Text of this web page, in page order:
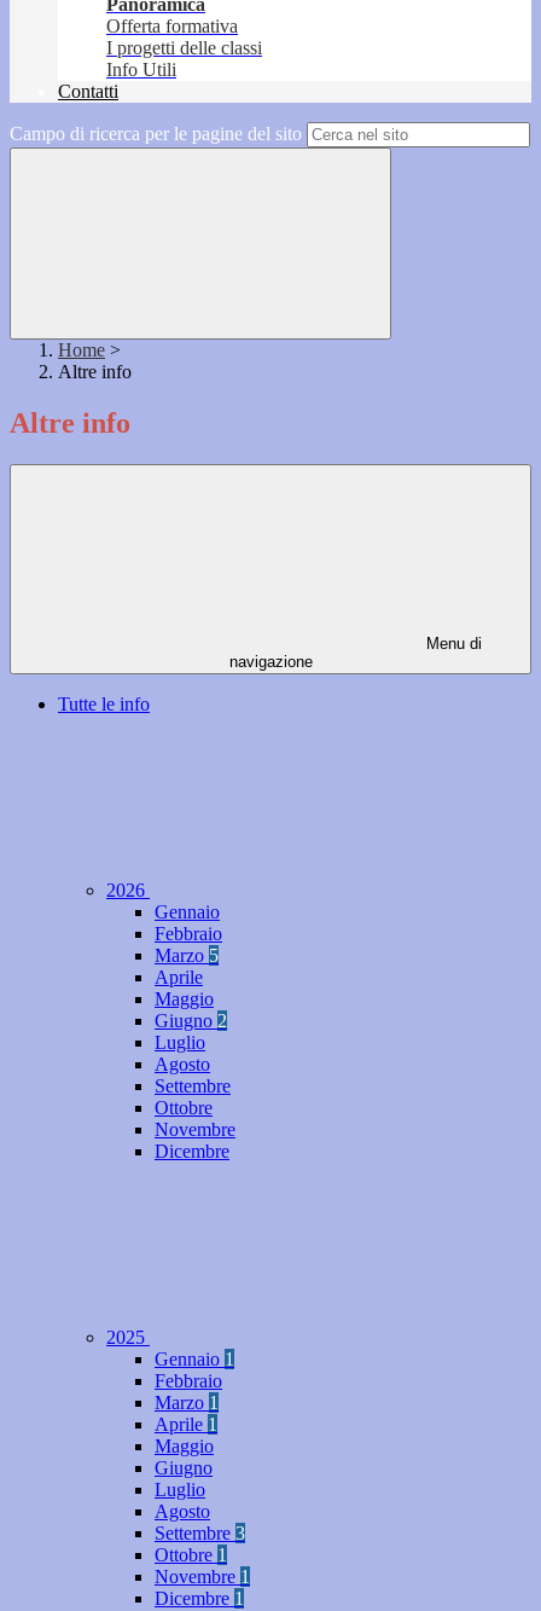
Panoramica
Offerta formativa
I progetti delle classi
Info Utili
Contatti
Campo di ricerca per le pagine del sito
Home >
Altre info
Altre info
Menu di
navigazione
Tutte le info
2026
Gennaio
Febbraio
Marzo 5
Aprile
Maggio
Giugno 2
Luglio
Agosto
Settembre
Ottobre
Novembre
Dicembre
2025
Gennaio 1
Febbraio
Marzo 1
Aprile 1
Maggio
Giugno
Luglio
Agosto
Settembre 3
Ottobre 1
Novembre 1
Dicembre 1